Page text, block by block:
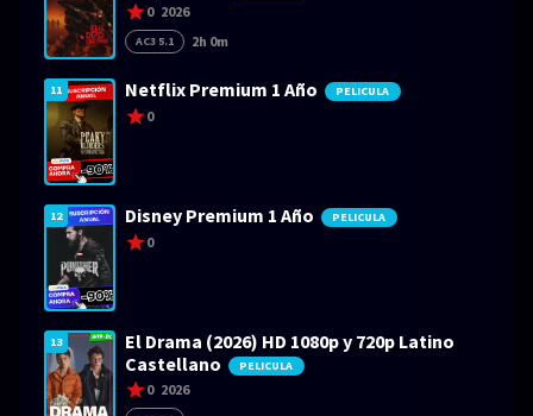
0 2026
AC3 5.1 2h 0m
11 Netflix Premium 1 Año PELICULA
0
12 Disney Premium 1 Año PELICULA
0
13
El Drama (2026) HD 1080p y 720p Latino
Castellano
PELICULA
0 2026